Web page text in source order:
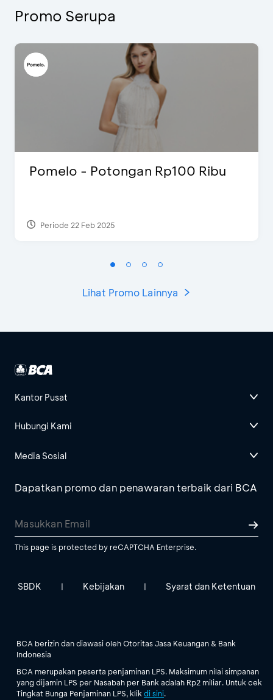
Promo Serupa
Pomelo - Potongan Rp100 Ribu
Periode 22 Feb 2025
Lihat Promo Lainnya
Kantor Pusat
Hubungi Kami
Media Sosial
Dapatkan promo dan penawaran terbaik dari BCA
This page is protected by reCAPTCHA Enterprise.
SBDK | Kebijakan | Syarat dan Ketentuan
BCA berizin dan diawasi oleh Otoritas Jasa Keuangan & Bank
Indonesia
BCA merupakan peserta penjaminan LPS. Maksimum nilai simpanan
yang dijamin LPS per Nasabah per Bank adalah Rp2 miliar. Untuk cek
Tingkat Bunga Penjaminan LPS, klik di sini.